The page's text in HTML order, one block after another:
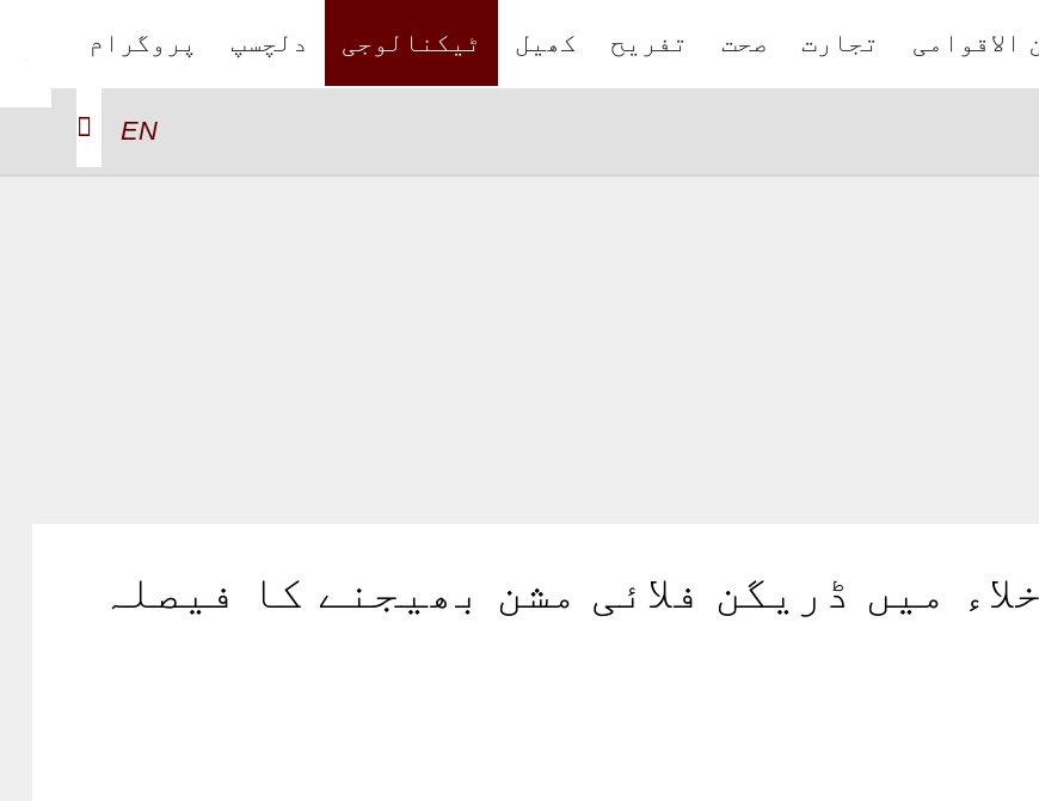
الاقوامی تجارت صحت تفریح کھیل ٹیکنالوجی دلچسپ پروگرام
EN
میں ڈریگن فلائی مشن بھیجنے کا فیصلہ